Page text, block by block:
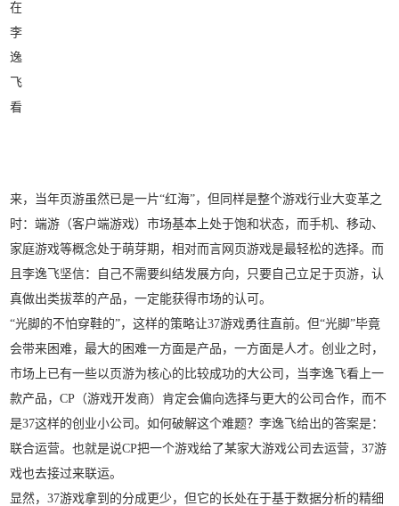
在
李
逸
飞
看
来，当年页游虽然已是一片“红海”，但同样是整个游戏行业大变革之
时：端游（客户端游戏）市场基本上处于饱和状态，而手机、移动、
家庭游戏等概念处于萌芽期，相对而言网页游戏是最轻松的选择。而
且李逸飞坚信：自己不需要纠结发展方向，只要自己立足于页游，认
真做出类拔萃的产品，一定能获得市场的认可。
“光脚的不怕穿鞋的”，这样的策略让37游戏勇往直前。但“光脚”毕竟
会带来困难，最大的困难一方面是产品，一方面是人才。创业之时，
市场上已有一些以页游为核心的比较成功的大公司，当李逸飞看上一
款产品，CP（游戏开发商）肯定会偏向选择与更大的公司合作，而不
是37这样的创业小公司。如何破解这个难题？李逸飞给出的答案是：
联合运营。也就是说CP把一个游戏给了某家大游戏公司去运营，37游
戏也去接过来联运。
显然，37游戏拿到的分成更少，但它的长处在于基于数据分析的精细